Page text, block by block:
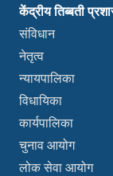
केंद्रीय तिब्बती
संविधान
नेतृत्व
न्यायपालिका
विधायिका
कार्यपालिका
चुनाव आयोग
लोक सेवा आयोग